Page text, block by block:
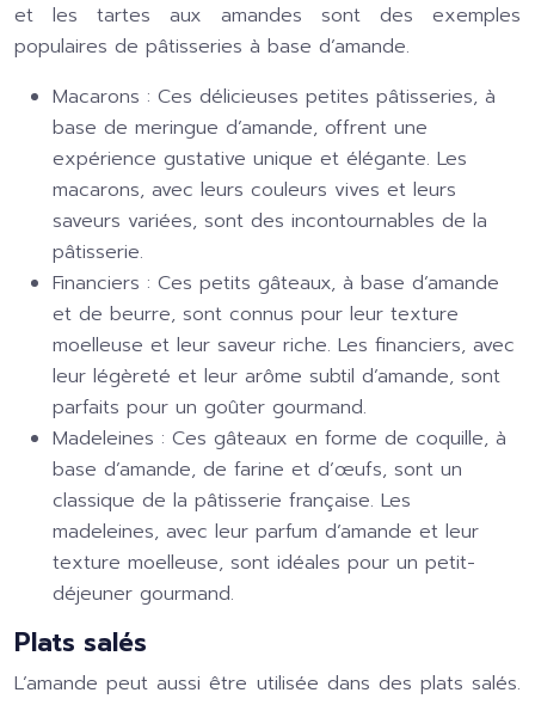
et les tartes aux amandes sont des exemples
populaires de pâtisseries à base d’amande.
Macarons : Ces délicieuses petites pâtisseries, à
base de meringue d’amande, offrent une
expérience gustative unique et élégante. Les
macarons, avec leurs couleurs vives et leurs
saveurs variées, sont des incontournables de la
pâtisserie.
Financiers : Ces petits gâteaux, à base d’amande
et de beurre, sont connus pour leur texture
moelleuse et leur saveur riche. Les financiers, avec
leur légèreté et leur arôme subtil d’amande, sont
parfaits pour un goûter gourmand.
Madeleines : Ces gâteaux en forme de coquille, à
base d’amande, de farine et d’œufs, sont un
classique de la pâtisserie française. Les
madeleines, avec leur parfum d’amande et leur
texture moelleuse, sont idéales pour un petit-
déjeuner gourmand.
Plats salés
L’amande peut aussi être utilisée dans des plats salés.